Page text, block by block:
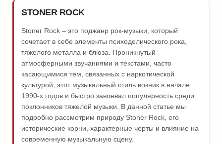
STONER ROCK
Stoner Rock – это поджанр рок-музыки, который
сочетает в себе элементы психоделического рока,
тяжелого металла и блюза. Проникнутый
атмосферными звучаниями и текстами, часто
касающимися тем, связанных с наркотической
культурой, этот музыкальный стиль возник в начале
1990-х годов и быстро завоевал популярность среди
поклонников тяжелой музыки. В данной статье мы
подробно рассмотрим природу Stoner Rock, его
исторические корни, характерные черты и влияние на
современную музыкальную сцену.